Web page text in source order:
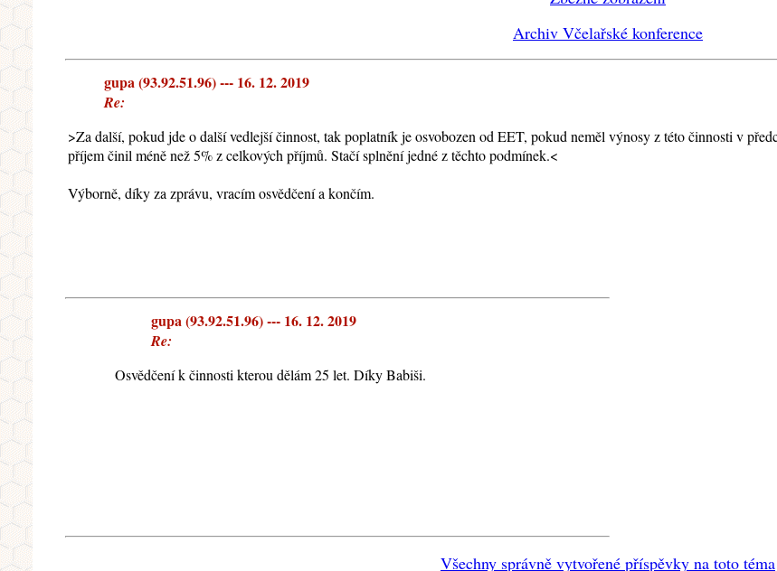
Archiv Včelařské konference
gupa (93.92.51.96) --- 16. 12. 2019
Re:
>Za další, pokud jde o další vedlejší činnost, tak poplatník je osvobozen od EET, pokud neměl výnosy z této činnosti v
příjem činil méně než 5% z celkových příjmů. Stačí splnění jedné z těchto podmínek.<
Výborně, díky za zprávu, vracím osvědčení a končím.
gupa (93.92.51.96) --- 16. 12. 2019
Re:
Osvědčení k činnosti kterou dělám 25 let. Díky Babiši.
Všechny správně vytvořené příspěvky na toto téma